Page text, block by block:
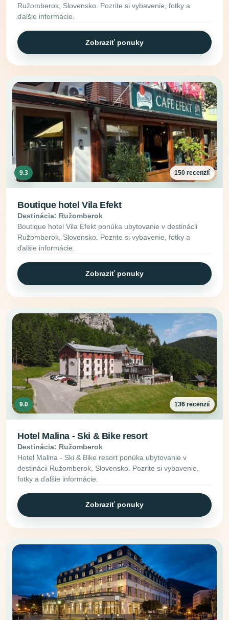
Ružomberok, Slovensko. Pozrite si vybavenie, fotky a
ďalšie informácie.
Zobraziť ponuky
9.3 150 recenzií
Boutique hotel Vila Efekt
Destinácia: Ružomberok
Boutique hotel Vila Efekt ponúka ubytovanie v destinácii
Ružomberok, Slovensko. Pozrite si vybavenie, fotky a
ďalšie informácie.
Zobraziť ponuky
9.0 136 recenzií
Hotel Malina - Ski & Bike resort
Destinácia: Ružomberok
Hotel Malina - Ski & Bike resort ponúka ubytovanie v
destinácii Ružomberok, Slovensko. Pozrite si vybavenie,
fotky a ďalšie informácie.
Zobraziť ponuky